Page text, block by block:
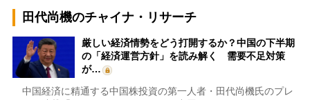
田代尚機のチャイナ・リサーチ
厳しい経済情勢をどう打開するか？中国の下半期
の「経済運営方針」を読み解く 需要不足対策
が…
中国経済に精通する中国株投資の第一人者・田代尚機氏のプレ